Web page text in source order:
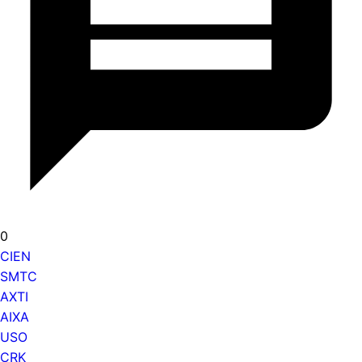
0
CIEN
SMTC
AXTI
AIXA
USO
CRK